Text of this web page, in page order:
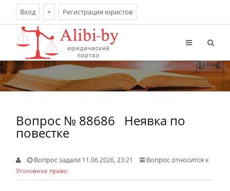
Вход + Регистрация юристов
Вопрос № 88686 Неявка по
повестке
Вопрос задали 11.06.2026, 23:21 Вопрос относится к
Уголовное право